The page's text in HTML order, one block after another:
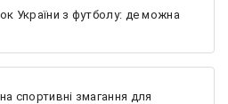
України з футболу: де можна
спортивні змагання для